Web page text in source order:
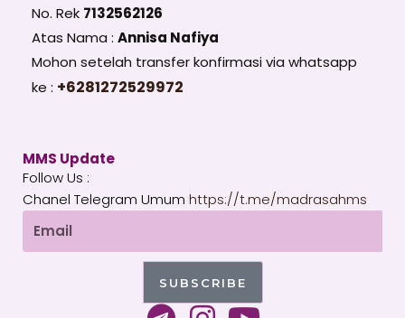
No. Rek 7132562126
Atas Nama : Annisa Nafiya
Mohon setelah transfer konfirmasi via whatsapp
ke : +6281272529972
MMS Update
Follow Us :
Chanel Telegram Umum https://t.me/madrasahms
Email
SUBSCRIBE